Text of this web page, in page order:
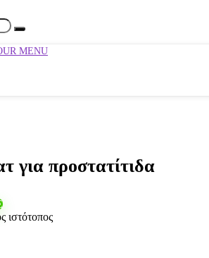
MENU
για προστατίτιδα
ιστότοπος